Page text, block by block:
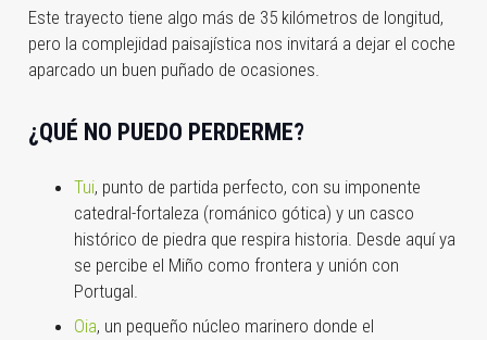
Este trayecto tiene algo más de 35 kilómetros de longitud,
pero la complejidad paisajística nos invitará a dejar el coche
aparcado un buen puñado de ocasiones.
¿QUÉ NO PUEDO PERDERME?
Tui, punto de partida perfecto, con su imponente
catedral-fortaleza (románico gótica) y un casco
histórico de piedra que respira historia. Desde aquí ya
se percibe el Miño como frontera y unión con
Portugal.
Oia, un pequeño núcleo marinero donde el